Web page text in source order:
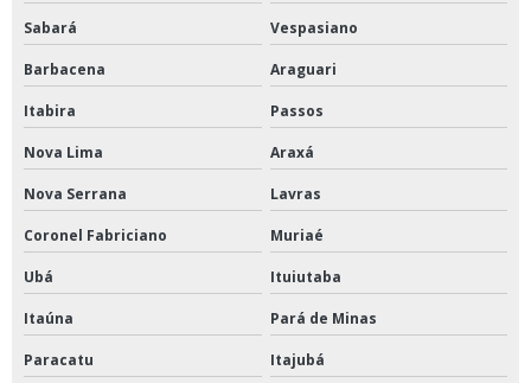
Sabará Vespasiano
Barbacena Araguari
Itabira Passos
Nova Lima Araxá
Nova Serrana Lavras
Coronel Fabriciano Muriaé
Ubá Ituiutaba
Itaúna Pará de Minas
Paracatu Itajubá